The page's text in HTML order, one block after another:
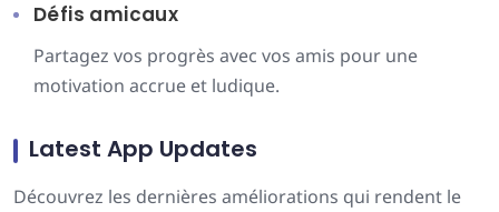
Défis amicaux
Partagez vos progrès avec vos amis pour une
motivation accrue et ludique.
Latest App Updates
Découvrez les dernières améliorations qui rendent le